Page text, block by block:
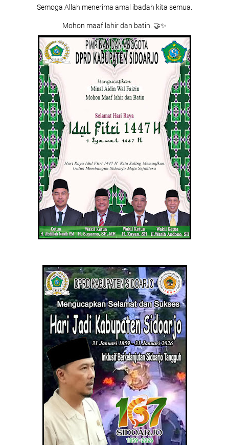
Semoga Allah menerima amal ibadah kita semua.
Mohon maaf lahir dan batin. 🤝✨